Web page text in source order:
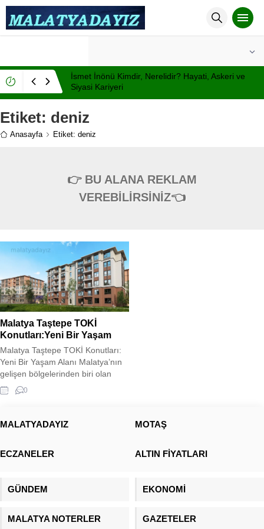
İsmet İnönü Kimdir, Nerelidir? Hayati, Askeri ve
Siyasi Kariyeri
Etiket: deniz
Anasayfa Etiket: deniz
👉 BU ALANA REKLAM
VEREBİLİRSİNİZ👈
Malatya Taştepe TOKİ
Konutları:Yeni Bir Yaşam
Malatya Taştepe TOKİ Konutları:
Yeni Bir Yaşam Alanı Malatya’nın
gelişen bölgelerinden biri olan
Taştepe’de, TOKİ tarafından inşa
edilen yeni konutlar, modern
taşıyor. Deprem riski taşıyan
TOKİ, Taştepe’deki projede de
güvenli yaşam...
0
MALATYADAYIZ MOTAŞ
ECZANELER ALTIN FİYATLARI
GÜNDEM EKONOMİ
MALATYA NOTERLER GAZETELER